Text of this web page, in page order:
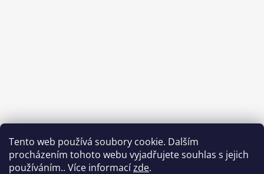
Tento web používá soubory cookie. Dalším
procházením tohoto webu vyjadřujete souhlas s jejich
používáním.. Více informacízde.